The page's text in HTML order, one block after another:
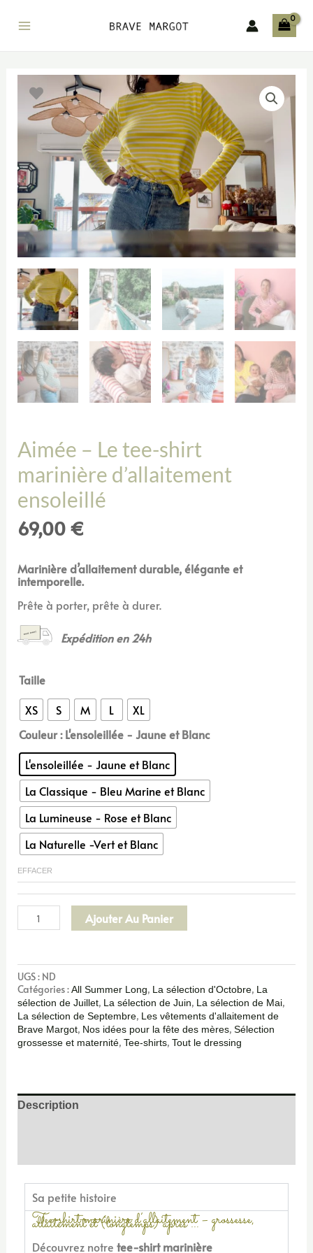
Aimée – Le tee-shirt
marinière d’allaitement
ensoleillé
69,00 €
Marinière d’allaitement durable, élégante et
intemporelle.
Prête à porter, prête à durer.
Expédition en 24h
Taille
XS
S M L
XL
Couleur: L'ensoleillée - Jaune et Blanc
L'ensoleillée - Jaune et Blanc
La Classique - Bleu Marine et Blanc
La Lumineuse - Rose et Blanc
La Naturelle -Vert et Blanc
EFFACER
Ajouter Au Panier
UGS : ND
Catégories :All Summer Long, La sélection d'Octobre, La
sélection de Juillet, La sélection de Juin, La sélection de Mai,
La sélection de Septembre, Les vêtements d'allaitement de
Brave Margot, Nos idées pour la fête des mères, Sélection
grossesse et maternité, Tee-shirts, Tout le dressing
Description
Sa petite histoire
Tee-shirt marinière d’allaitement – grossesse,
allaitement et (longtemps) après …
Découvrez notre tee-shirt marinière